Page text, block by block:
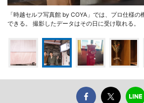
「時越セルフ写真館 by COYA」では、プロ仕様
できる。 撮影したデータはその日に受け取れる。